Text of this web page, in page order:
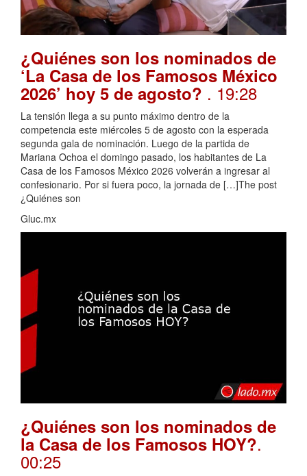
¿Quiénes son los nominados de
‘La Casa de los Famosos México
2026’ hoy 5 de agosto? . 19:28
La tensión llega a su punto máximo dentro de la
competencia este miércoles 5 de agosto con la esperada
segunda gala de nominación. Luego de la partida de
Mariana Ochoa el domingo pasado, los habitantes de La
Casa de los Famosos México 2026 volverán a ingresar al
confesionario. Por si fuera poco, la jornada de […]The post
¿Quiénes son
Gluc.mx
¿Quiénes son los nominados de
la Casa de los Famosos HOY?.
00:25